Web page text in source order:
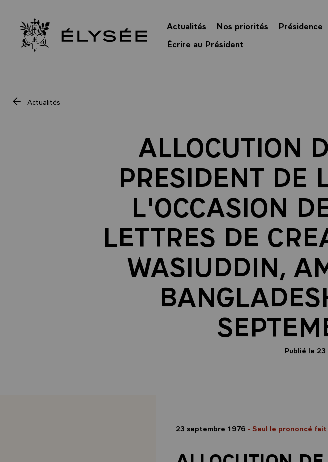
Retour à l’accueil Élysée
Actualités Nos priorités
Présidence
Écrire au Président
Actualités
ALLOCUTION
PRESIDENT DE
L'OCCASION
LETTRES DE
WASIUDDIN,
Publié le
23 septembre 1976 - Seul le prononcé